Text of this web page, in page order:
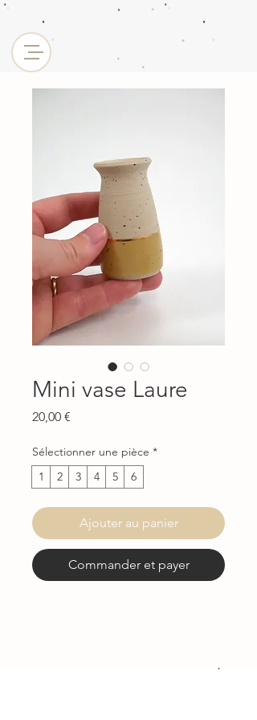
Mini vase Laure
20,00 €
Sélectionner une pièce *
1
2 3 4 5 6
Ajouter au panier
Commander et payer